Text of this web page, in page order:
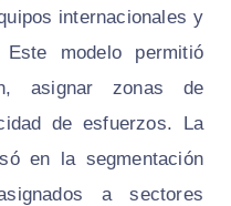
internacionales y
Este modelo permitió
asignar zonas de
de esfuerzos. La
en la segmentación
a sectores